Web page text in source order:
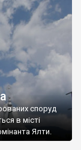
споруд
в місті
Ялти.